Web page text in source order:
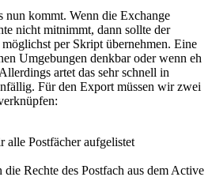
nun kommt. Wenn die Exchange
nicht mitnimmt, dann sollte der
per Skript übernehmen. Eine
Umgebungen denkbar oder wenn eh
artet das sehr schnell in
Für den Export müssen wir zwei
alle Postfächer aufgelistet
Rechte des Postfach aus dem Active